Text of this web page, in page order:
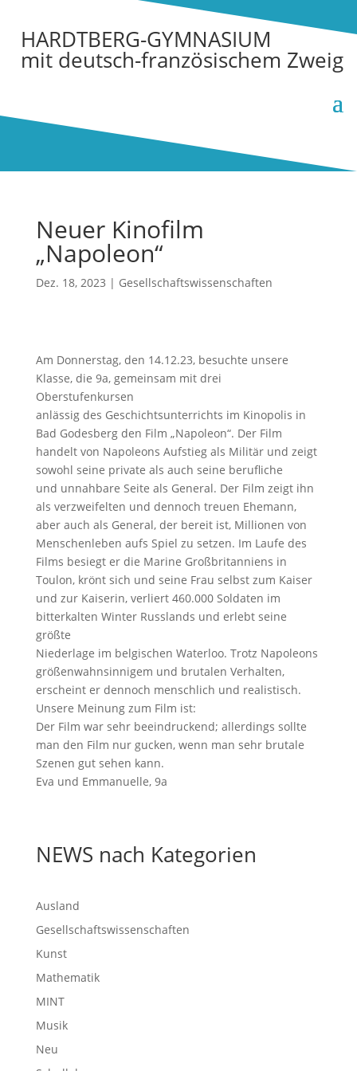
HARDTBERG-GYMNASIUM
mit deutsch-französischem Zweig
Neuer Kinofilm
„Napoleon“
Dez. 18, 2023 | Gesellschaftswissenschaften
Am Donnerstag, den 14.12.23, besuchte unsere
Klasse, die 9a, gemeinsam mit drei
Oberstufenkursen
anlässig des Geschichtsunterrichts im Kinopolis in
Bad Godesberg den Film „Napoleon“. Der Film
handelt von Napoleons Aufstieg als Militär und zeigt
sowohl seine private als auch seine berufliche
und unnahbare Seite als General. Der Film zeigt ihn
als verzweifelten und dennoch treuen Ehemann,
aber auch als General, der bereit ist, Millionen von
Menschenleben aufs Spiel zu setzen. Im Laufe des
Films besiegt er die Marine Großbritanniens in
Toulon, krönt sich und seine Frau selbst zum Kaiser
und zur Kaiserin, verliert 460.000 Soldaten im
bitterkalten Winter Russlands und erlebt seine
größte
Niederlage im belgischen Waterloo. Trotz Napoleons
größenwahnsinnigem und brutalen Verhalten,
erscheint er dennoch menschlich und realistisch.
Unsere Meinung zum Film ist:
Der Film war sehr beeindruckend; allerdings sollte
man den Film nur gucken, wenn man sehr brutale
Szenen gut sehen kann.
Eva und Emmanuelle, 9a
NEWS nach Kategorien
Ausland
Gesellschaftswissenschaften
Kunst
Mathematik
MINT
Musik
Neu